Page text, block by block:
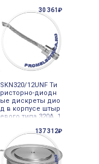
30 361₽
SKN320/12UNF Ти
ристорно-диодн
ые дискреты дио
д в корпусе штыр
евого типа 320A 1
137 312₽